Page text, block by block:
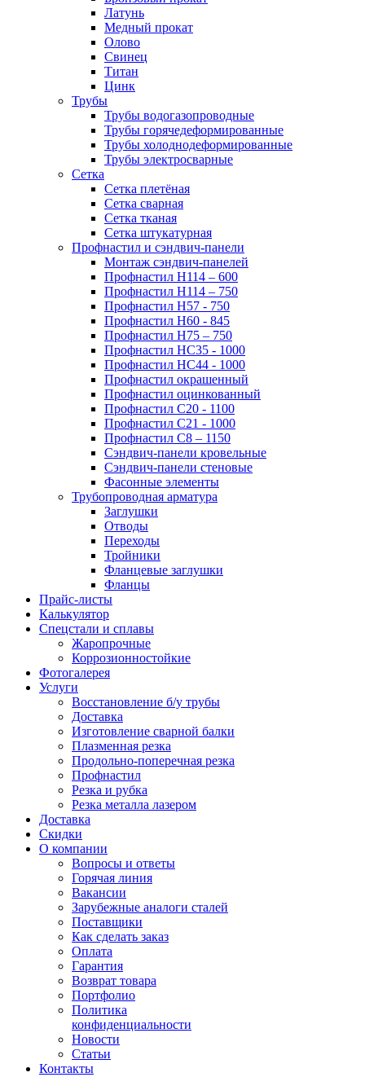
Латунь
Медный прокат
Олово
Свинец
Титан
Цинк
Трубы
Трубы водогазопроводные
Трубы горячедеформированные
Трубы холоднодеформированные
Трубы электросварные
Сетка
Сетка плетёная
Сетка сварная
Сетка тканая
Сетка штукатурная
Профнастил и сэндвич-панели
Монтаж сэндвич-панелей
Профнастил Н114 – 600
Профнастил Н114 – 750
Профнастил Н57 - 750
Профнастил Н60 - 845
Профнастил Н75 – 750
Профнастил НС35 - 1000
Профнастил НС44 - 1000
Профнастил окрашенный
Профнастил оцинкованный
Профнастил С20 - 1100
Профнастил С21 - 1000
Профнастил С8 – 1150
Сэндвич-панели кровельные
Сэндвич-панели стеновые
Фасонные элементы
Трубопроводная арматура
Заглушки
Отводы
Переходы
Тройники
Фланцевые заглушки
Фланцы
Прайс-листы
Калькулятор
Спецстали и сплавы
Жаропрочные
Коррозионностойкие
Фотогалерея
Услуги
Восстановление б/у трубы
Доставка
Изготовление сварной балки
Плазменная резка
Продольно-поперечная резка
Профнастил
Резка и рубка
Резка металла лазером
Доставка
Скидки
О компании
Вопросы и ответы
Горячая линия
Вакансии
Зарубежные аналоги сталей
Поставщики
Как сделать заказ
Оплата
Гарантия
Возврат товара
Портфолио
Политика
конфиденциальности
Новости
Статьи
Контакты